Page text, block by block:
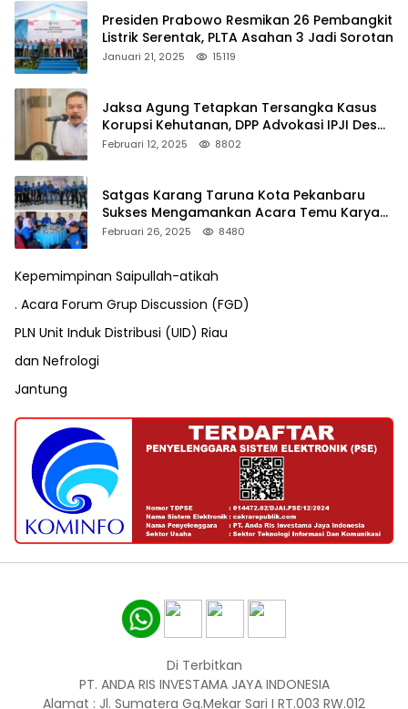
Presiden Prabowo Resmikan 26 Pembangkit
Listrik Serentak, PLTA Asahan 3 Jadi Sorotan
Januari 21, 2025 15119
Jaksa Agung Tetapkan Tersangka Kasus
Korupsi Kehutanan, DPP Advokasi IPJI Desak
Pengusutan Pajak RAPP
Februari 12, 2025 8802
Satgas Karang Taruna Kota Pekanbaru
Sukses Mengamankan Acara Temu Karya
VII Karang Taruna Pekanbaru
Februari 26, 2025 8480
Kepemimpinan Saipullah-atikah
. Acara Forum Grup Discussion (FGD)
PLN Unit Induk Distribusi (UID) Riau
dan Nefrologi
Jantung
Di Terbitkan
PT. ANDA RIS INVESTAMA JAYA INDONESIA
Alamat : Jl. Sumatera Gg.Mekar Sari I RT.003 RW.012